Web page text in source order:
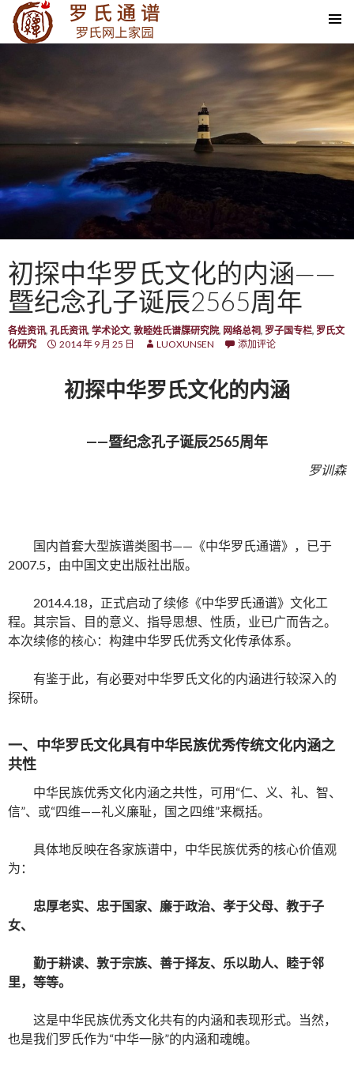
SKIP TO CONTENT
初探中华罗氏文化的内涵——
暨纪念孔子诞辰2565周年
各姓资讯, 孔氏资讯, 学术论文, 敦睦姓氏谱牒研究院, 网络总祠, 罗子国专栏, 罗氏文
化研究
2014 年 9 月 25 日 LUOXUNSEN 添加评论
初探中华罗氏文化的内涵
——暨纪念孔子诞辰2565周年
罗训森
国内首套大型族谱类图书——《中华罗氏通谱》，已于
2007.5，由中国文史出版社出版。
2014.4.18，正式启动了续修《中华罗氏通谱》文化工
程。其宗旨、目的意义、指导思想、性质，业已广而告之。
本次续修的核心：构建中华罗氏优秀文化传承体系。
有鉴于此，有必要对中华罗氏文化的内涵进行较深入的
探研。
一、中华罗氏文化具有中华民族优秀传统文化内涵之
共性
中华民族优秀文化内涵之共性，可用“仁、义、礼、智、
信”、或“四维——礼义廉耻，国之四维”来概括。
具体地反映在各家族谱中，中华民族优秀的核心价值观
为：
忠厚老实、忠于国家、廉于政治、孝于父母、教于子
女、
勤于耕读、敦于宗族、善于择友、乐以助人、睦于邻
里，等等。
这是中华民族优秀文化共有的内涵和表现形式。当然，
也是我们罗氏作为“中华一脉”的内涵和魂魄。